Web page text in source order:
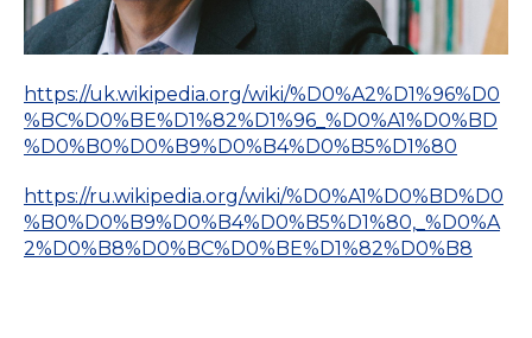
https://uk.wikipedia.org/wiki/%D0%A2%D1%96%D0
%BC%D0%BE%D1%82%D1%96_%D0%A1%D0%BD
%D0%B0%D0%B9%D0%B4%D0%B5%D1%80
https://ru.wikipedia.org/wiki/%D0%A1%D0%BD%D0
%B0%D0%B9%D0%B4%D0%B5%D1%80,_%D0%A
2%D0%B8%D0%BC%D0%BE%D1%82%D0%B8